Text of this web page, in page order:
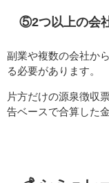
⑤2つ以上の会
副業や複数の会社か
る必要があります。
片方だけの源泉徴収
告ベースで合算した